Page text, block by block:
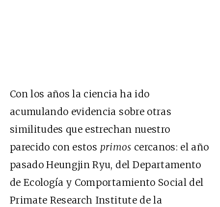
Con los años la ciencia ha ido
acumulando evidencia sobre otras
similitudes que estrechan nuestro
parecido con estos primos cercanos: el año
pasado Heungjin Ryu, del Departamento
de Ecología y Comportamiento Social del
Primate Research Institute de la